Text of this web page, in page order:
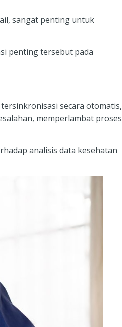
sangat penting untuk
penting tersebut pada
secara otomatis,
memperlambat proses
analisis data kesehatan